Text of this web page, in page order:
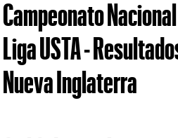
Campeonato
Liga USTA -
Nueva Inglaterra